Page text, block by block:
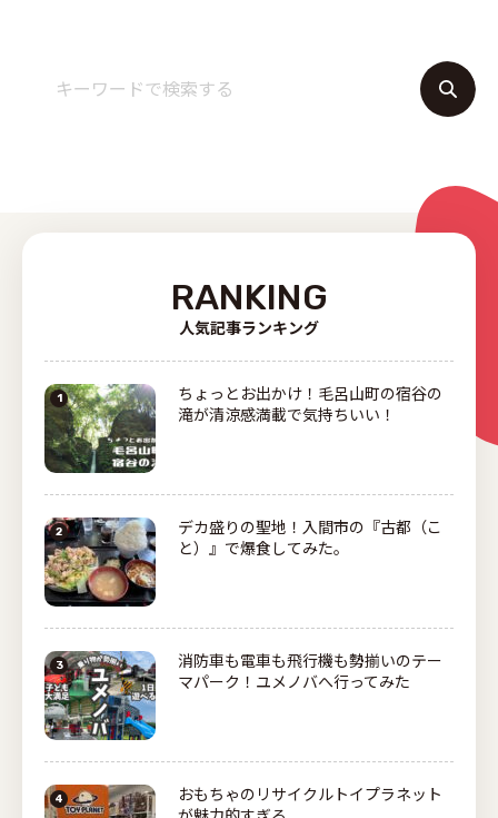
RANKING
人気記事ランキング
ちょっとお出かけ！毛呂山町の宿谷の
滝が清涼感満載で気持ちいい！
デカ盛りの聖地！入間市の『古都（こ
と）』で爆食してみた。
消防車も電車も飛行機も勢揃いのテー
マパーク！ユメノバへ行ってみた
おもちゃのリサイクルトイプラネット